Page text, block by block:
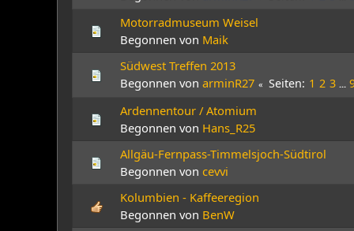
Motorradmuseum Weisel
Begonnen von Maik
Südwest Treffen 2013
Begonnen von arminR27 Seiten 1 2 3 ...
Ardennentour / Atomium
Begonnen von Hans_R25
Allgäu-Fernpass-Timmelsjoch-Südtirol
Begonnen von cevvi
Kolumbien - Kaffeeregion
Begonnen von BenW